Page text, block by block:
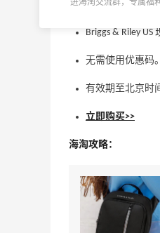
Briggs & Riley
无需使用优惠码。
有效期至北京时
立即购买>>
海淘攻略：